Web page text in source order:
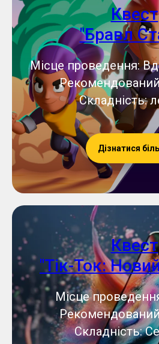
Квест
"Бравл
Місце проведення:
Рекомендований
Складність:
Дізнатися
Квест
"Тік-Ток:
Місце
Рекомендований
Складність: